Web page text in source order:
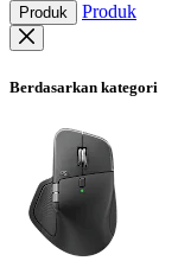
Produk Produk
Berdasarkan kategori